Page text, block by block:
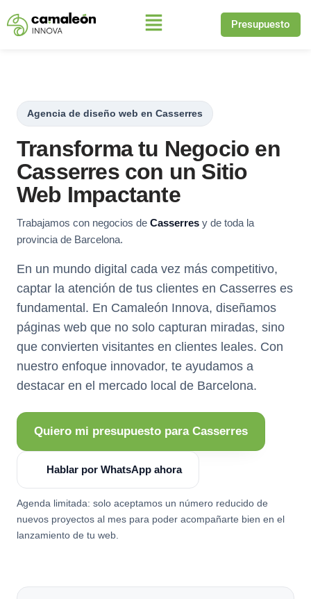
Saltar
Presupuesto
Agencia de diseño web en Casserres
Transforma tu Negocio en
Casserres con un Sitio
Web Impactante
Trabajamos con negocios de Casserres y de toda la
provincia de Barcelona.
En un mundo digital cada vez más competitivo,
captar la atención de tus clientes en Casserres es
fundamental. En Camaleón Innova, diseñamos
páginas web que no solo capturan miradas, sino
que convierten visitantes en clientes leales. Con
nuestro enfoque innovador, te ayudamos a
destacar en el mercado local de Barcelona.
Quiero mi presupuesto para Casserres
Hablar por WhatsApp ahora
Agenda limitada: solo aceptamos un número reducido de
nuevos proyectos al mes para poder acompañarte bien en el
lanzamiento de tu web.